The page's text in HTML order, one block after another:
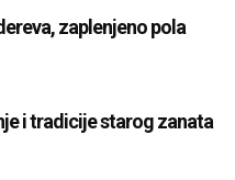
zaplenjeno pola
i tradicije starog zanata